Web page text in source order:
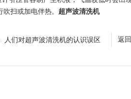
扫或加电伴热。 超声波清洗机
返
人们对超声波清洗机的认识误区